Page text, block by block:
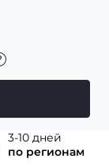
3-10 дней
по регионам